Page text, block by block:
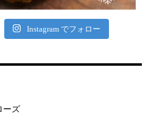
Instagram でフォロー
ーズ